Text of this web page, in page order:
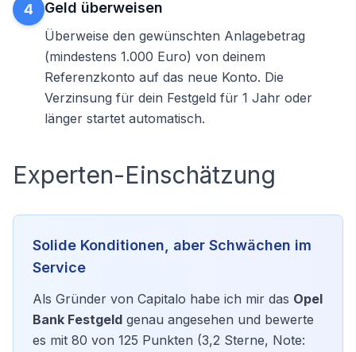
4 Geld überweisen
Überweise den gewünschten Anlagebetrag
(mindestens 1.000 Euro) von deinem
Referenzkonto auf das neue Konto. Die
Verzinsung für dein Festgeld für 1 Jahr oder
länger startet automatisch.
Experten-Einschätzung
Solide Konditionen, aber Schwächen im
Service
Als Gründer von Capitalo habe ich mir das Opel
Bank Festgeld genau angesehen und bewerte
es mit 80 von 125 Punkten (3,2 Sterne, Note: